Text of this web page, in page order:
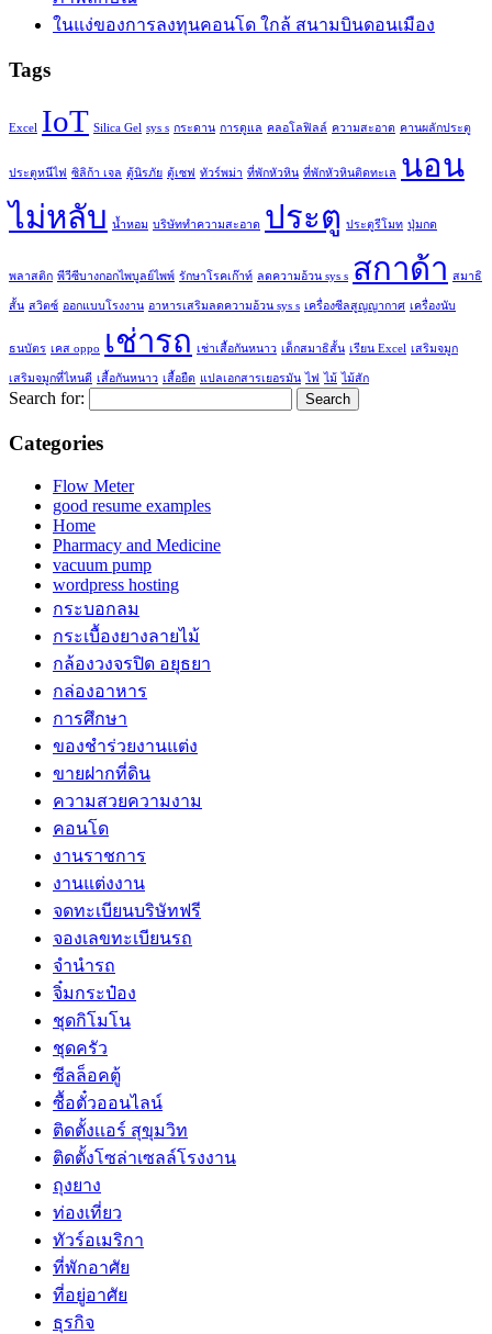
ในแง่ของการลงทุนคอนโด ใกล้ สนามบินดอนเมือง
Tags
Excel IoT Silica Gel sys s กระดาน การดูแล คลอโลฟิลล์ ความสะอาด คานผลักประตู
ประตูหนีไฟ ซิลิก้า เจล ตู้นิรภัย ตู้เซฟ ทัวร์พม่า ที่พักหัวหิน ที่พักหัวหินติดทะเล นอน
ไม่หลับ น้ำหอม บริษัททำความสะอาด ประตู ประตูรีโมท ปุ่มกด
พลาสติก พีวีซีบางกอกไพบูลย์ไพพ์ รักษาโรคเก๊าท์ ลดความอ้วน sys s สกาด้า สมาธิ
สั้น สวิตซ์ ออกแบบโรงงาน อาหารเสริมลดความอ้วน sys s เครื่องซีลสูญญากาศ เครื่องนับ
ธนบัตร เคส oppo เช่ารถ เช่าเสื้อกันหนาว เด็กสมาธิสั้น เรียน Excel เสริมจมูก
เสริมจมูกที่ไหนดี เสื้อกันหนาว เสื้อยืด แปลเอกสารเยอรมัน ไฟ ไม้ ไม้สัก
Search for:
Categories
Flow Meter
good resume examples
Home
Pharmacy and Medicine
vacuum pump
wordpress hosting
กระบอกลม
กระเบื้องยางลายไม้
กล้องวงจรปิด อยุธยา
กล่องอาหาร
การศึกษา
ของชำร่วยงานแต่ง
ขายฝากที่ดิน
ความสวยความงาม
คอนโด
งานราชการ
งานแต่งงาน
จดทะเบียนบริษัทฟรี
จองเลขทะเบียนรถ
จำนำรถ
จิ๋มกระป๋อง
ชุดกิโมโน
ชุดครัว
ซีลล็อคตู้
ซื้อตั๋วออนไลน์
ติดตั้งเเอร์ สุขุมวิท
ติดตั้งโซล่าเซลล์โรงงาน
ถุงยาง
ท่องเที่ยว
ทัวร์อเมริกา
ที่พักอาศัย
ที่อยู่อาศัย
ธุรกิจ